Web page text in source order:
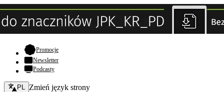
Promocje- otwiera się w nowej karcie
Newsletter
Podcasty
Zmień język - bieżący:
PL Zmień język strony